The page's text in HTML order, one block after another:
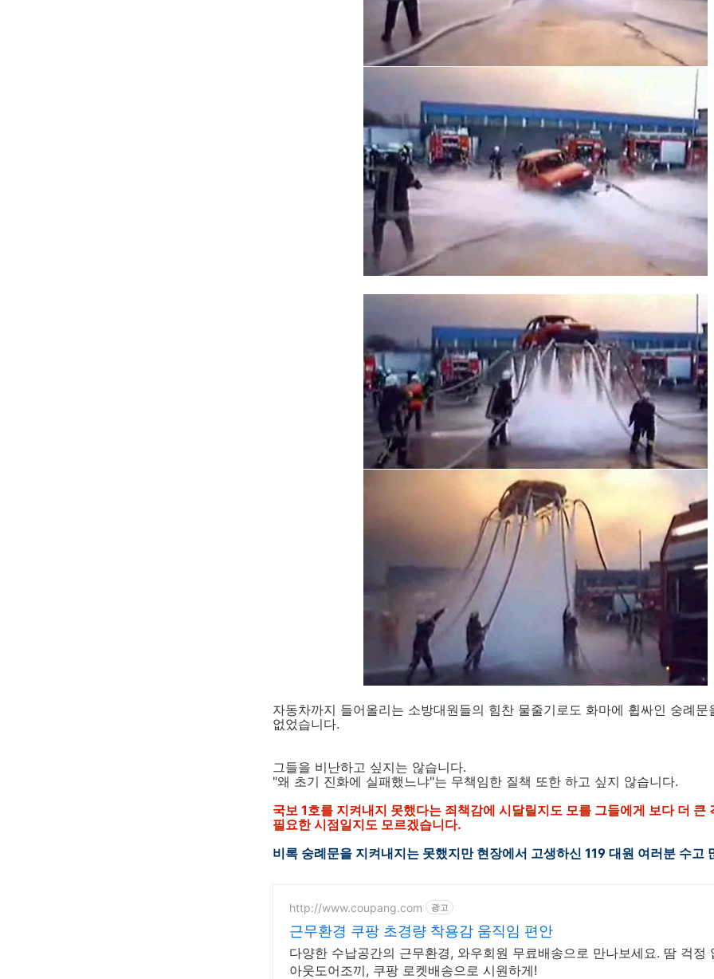
자동차까지 들어올리는 소방대원들의 힘찬 물줄기로도 화마에 휩싸인 숭례문
없었습니다.
그들을 비난하고 싶지는 않습니다.
"왜 초기 진화에 실패했느냐"는 무책임한 질책 또한 하고 싶지 않습니다.
국보 1호를 지켜내지 못했다는 죄책감에 시달릴지도 모를 그들에게 보다 더 큰
필요한 시점일지도 모르겠습니다.
비록 숭례문을 지켜내지는 못했지만 현장에서 고생하신 119 대원 여러분 수고
http://www.coupang.com 광고
근무환경 쿠팡 초경량 착용감 움직임 편안
다양한 수납공간의 근무환경, 와우회원 무료배송으로 만나보세요. 땀 걱정
아웃도어조끼, 쿠팡 로켓배송으로 시원하게!